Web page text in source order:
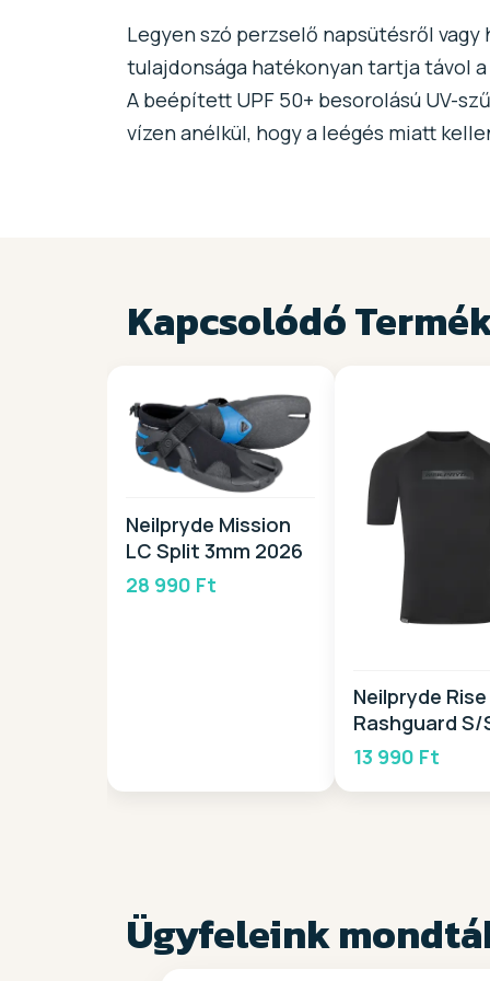
Legyen szó perzselő napsütésről
tulajdonsága hatékonyan tartja távol
A beépített UPF 50+ besorolású UV-
vízen anélkül, hogy a leégés miatt
Kapcsolódó
Neilpryde Mission
LC Split 3mm 2026
28 990 Ft
Neilpryde Rise
Rashguard S/
2026
13 990 Ft
Ügyfeleink